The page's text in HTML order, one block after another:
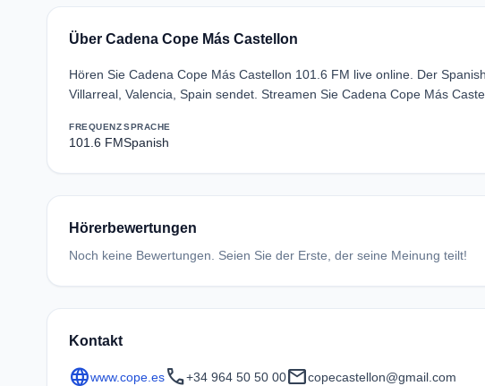
Über Cadena Cope Más Castellon
Hören Sie Cadena Cope Más Castellon 101.6 FM live online. Der
Villarreal, Valencia, Spain sendet. Streamen Sie Cadena Cope Más
FREQUENZ
101.6 FM
SPRACHE
Spanish
Hörerbewertungen
Noch keine Bewertungen. Seien Sie der Erste, der seine Meinung teilt!
Kontakt
languagewww.cope.escall+34 964 50 50 00mailcopecastellon@gmail.com